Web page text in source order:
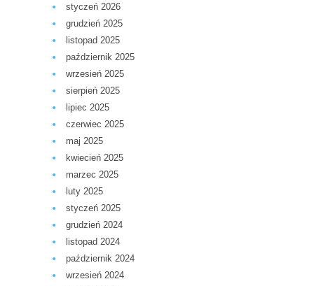
styczeń 2026
grudzień 2025
listopad 2025
październik 2025
wrzesień 2025
sierpień 2025
lipiec 2025
czerwiec 2025
maj 2025
kwiecień 2025
marzec 2025
luty 2025
styczeń 2025
grudzień 2024
listopad 2024
październik 2024
wrzesień 2024